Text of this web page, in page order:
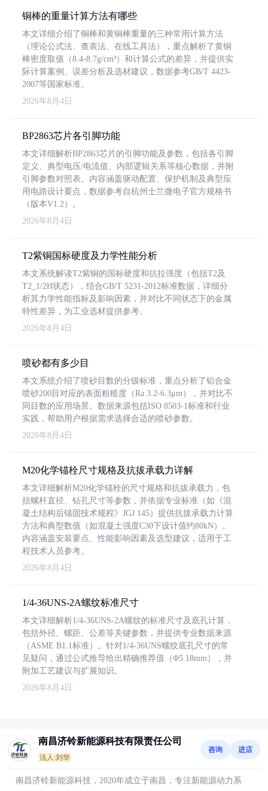
铜棒的重量计算方法有哪些
本文详细介绍了铜棒和黄铜棒重量的三种常用计算方法
（理论公式法、查表法、在线工具法），重点解析了黄铜
棒密度取值（8.4-8.7g/cm³）和计算公式的差异，并提供实
际计算案例、误差分析及选材建议，数据参考GB/T 4423-
2007等国家标准。
2026年8月4日
BP2863芯片各引脚功能
本文详细解析BP2863芯片的引脚功能及参数，包括各引脚
定义、典型电压/电流值、内部逻辑关系等核心数据，并附
引脚参数对照表。内容涵盖驱动配置、保护机制及典型应
用电路设计要点，数据参考自杭州士兰微电子官方规格书
（版本V1.2）。
2026年8月4日
T2紫铜国标硬度及力学性能分析
本文系统解读T2紫铜的国标硬度和抗拉强度（包括T2及
T2_1/2H状态），结合GB/T 5231-2012标准数据，详细分
析其力学性能指标及影响因素，并对比不同状态下的金属
特性差异，为工业选材提供参考。
2026年8月4日
喷砂都有多少目
本文系统介绍了喷砂目数的分级标准，重点分析了铝合金
喷砂200目对应的表面粗糙度（Ra 3.2-6.3μm），并对比不
同目数的应用场景。数据来源包括ISO 8503-1标准和行业
实践，帮助用户根据需求选择合适的喷砂参数。
2026年8月4日
M20化学锚栓尺寸规格及抗拔承载力详解
本文详细解析M20化学锚栓的尺寸规格和抗拔承载力，包
括螺杆直径、钻孔尺寸等参数，并依据专业标准（如《混
凝土结构后锚固技术规程》JGJ 145）提供抗拔承载力计算
方法和典型数值（如混凝土强度C30下设计值约80kN）。
内容涵盖安装要点、性能影响因素及选型建议，适用于工
程技术人员参考。
2026年8月4日
1/4-36UNS-2A螺纹标准尺寸
本文详细解析1/4-36UNS-2A螺纹的标准尺寸及底孔计算，
包括外径、螺距、公差等关键参数，并提供专业数据来源
（ASME B1.1标准）。针对1/4-36UNS螺纹底孔尺寸的常
见疑问，通过公式推导给出精确推荐值（Φ5.18mm），并
附加工艺建议与扩展知识。
2026年8月4日
南昌济铃新能源科技有限责任公司
法人:刘华
咨询 进店
南昌济铃新能源科技，2020年成立于南昌，专注新能源动力系